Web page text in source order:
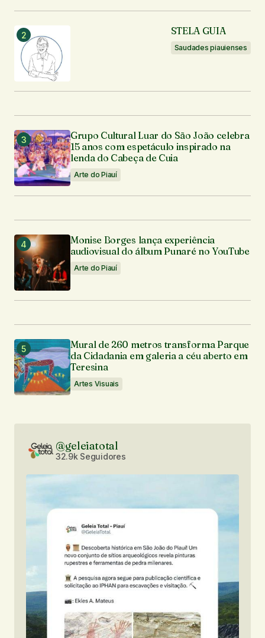
STELA GUIA
Saudades piauienses
Grupo Cultural Luar do São João celebra
15 anos com espetáculo inspirado na
lenda do Cabeça de Cuia
Arte do Piauí
Monise Borges lança experiência
audiovisual do álbum Punaré no YouTube
Arte do Piauí
Mural de 260 metros transforma Parque
da Cidadania em galeria a céu aberto em
Teresina
Artes Visuais
@geleiatotal
32.9k Seguidores